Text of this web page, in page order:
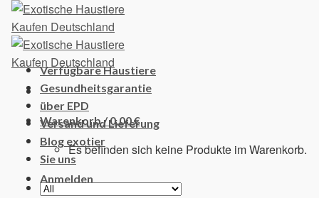
Skip
content
Warenkorb /0,00€
Es befinden sich keine Produkte im Warenkorb.
Anmelden
Verfügbare Haustiere
Gesundheitsgarantie
über EPD
Versand und Lieferung
Blog exotier
Sie uns